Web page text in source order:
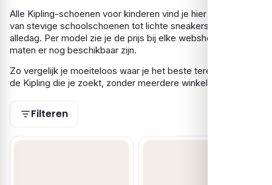
Alle Kipling-schoenen voor kinderen vind je hier bij elkaar,
van stevige schoolschoenen tot lichte sneakers voor
alledag. Per model zie je de prijs bij elke webshop en welke
maten er nog beschikbaar zijn.
Zo vergelijk je moeiteloos waar je het beste terechtkan voor
de Kipling die je zoekt, zonder meerdere winkels af te gaan.
Filteren